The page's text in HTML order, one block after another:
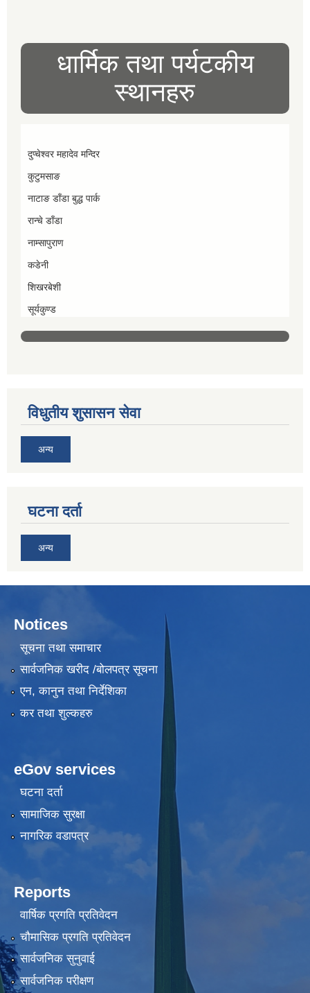
धार्मिक तथा पर्यटकीय
स्थानहरु
दुप्चेश्वर महादेव मन्दिर
कुटुमसाङ
नाटाङ डाँडा बुद्ध पार्क
रान्चे डाँडा
नाम्सापुराण
कडेनी
शिखरबेशी
सूर्यकुण्ड
विधुतीय शुसासन सेवा
अन्य
घटना दर्ता
अन्य
Notices
सूचना तथा समाचार
सार्वजनिक खरीद /बोलपत्र सूचना
एन, कानुन तथा निर्देशिका
कर तथा शुल्कहरु
eGov services
घटना दर्ता
सामाजिक सुरक्षा
नागरिक वडापत्र
Reports
वार्षिक प्रगति प्रतिवेदन
चौमासिक प्रगति प्रतिवेदन
सार्वजनिक सुनुवाई
सार्वजनिक परीक्षण